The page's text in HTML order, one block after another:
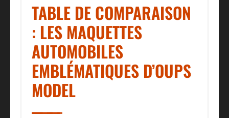
TABLE DE COMPARAISON
: LES MAQUETTES
AUTOMOBILES
EMBLÉMATIQUES D’OUPS
MODEL